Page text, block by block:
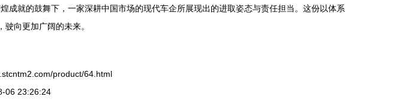
就的鼓舞下，一家深耕中国市场的现代车企所展现出的进取姿态与责任担当。这份以体系
向更加广阔的未来。
product/64.html
06 23:26:24